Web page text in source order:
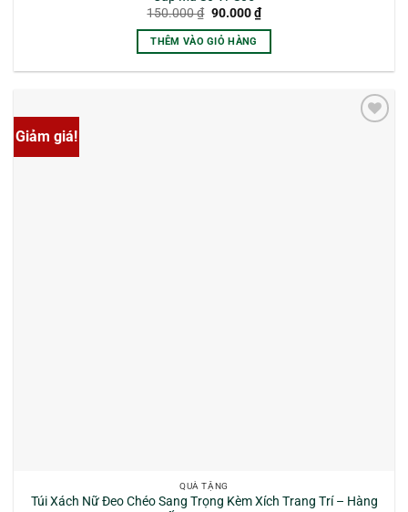
150.000₫ Giá
là:
150.000 ₫.
90.000₫Giá
hiện
tại
THÊM VÀO GIỎ HÀNG
Giảm giá!
QUÀ TẶNG
Túi Xách Nữ Đeo Chéo Sang Trọng Kèm Xích Trang Trí – Hàng